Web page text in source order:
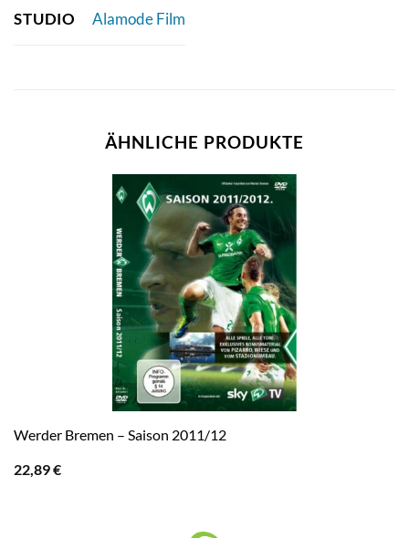
STUDIO Alamode Film
ÄHNLICHE PRODUKTE
Werder Bremen – Saison 2011/12
22,89€